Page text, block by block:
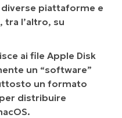
piattaforme e
tra l’altro, su
ai file Apple Disk
un “software”
un formato
distribuire